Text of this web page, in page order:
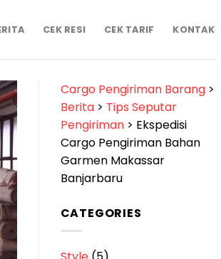
CEK RESI CEK TARIF KONTAK
Cargo Pengiriman Barang>
Berita> Tips Seputar
Pengiriman> Ekspedisi
Cargo Pengiriman Bahan
Garmen Makassar
Banjarbaru
CATEGORIES